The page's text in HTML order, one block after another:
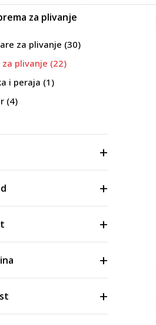
za plivanje
za plivanje (30)
za plivanje (22)
i peraja (1)
(4)